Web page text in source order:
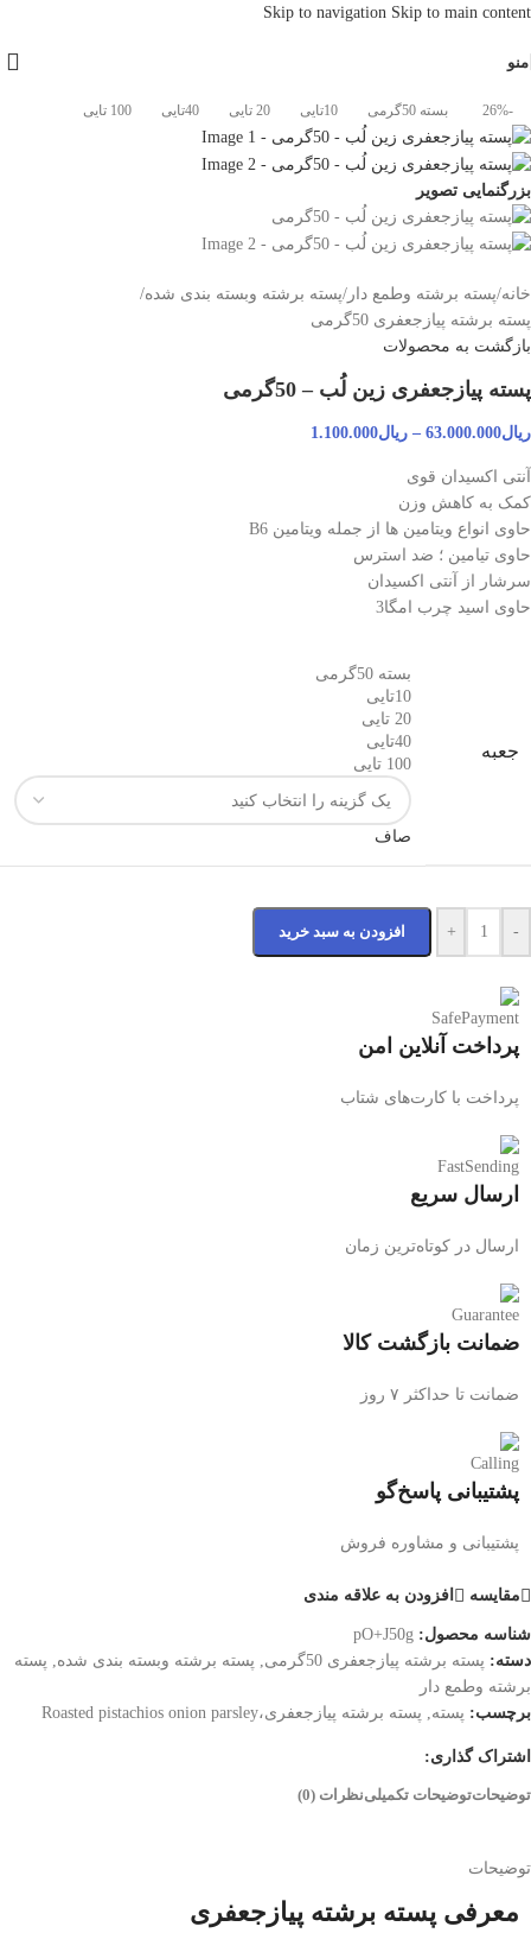
Skip to navigation Skip to main content
منو
-26% بسته 50گرمی 10تایی 20 تایی 40تایی 100 تایی
بزرگنمایی تصویر
خانه/پسته برشته وطمع دار /پسته برشته وبسته بندی شده/
پسته برشته پیازجعفری 50گرمی
بازگشت به محصولات
پسته پیازجعفری زین لُب – 50گرمی
ریال63.000.000
– ریال1.100.000
آنتی اکسیدان قوی
کمک به کاهش وزن
حاوی انواع ویتامین ها از جمله ویتامین B6
حاوی تیامین ؛ ضد استرس
سرشار از آنتی اکسیدان
حاوی اسید چرب امگا3
جعبه
بسته 50گرمی
10تایی
20 تایی
40تایی
100 تایی
صاف
-
+ افزودن به سبد خرید
پرداخت آنلاین امن
پرداخت با کارت‌های شتاب
ارسال سریع
ارسال در کوتاه‌ترین زمان
ضمانت بازگشت کالا
ضمانت تا حداکثر ۷ روز
پشتیبانی پاسخ‌گو
پشتیبانی و مشاوره فروش
مقایسه افزودن به علاقه مندی
شناسه محصول: pO+J50g
دسته: پسته برشته پیازجعفری 50گرمی , پسته برشته وبسته بندی شده, پسته
برشته وطمع دار
برچسب: پسته, پسته برشته پیازجعفری،Roasted pistachios onion parsley
اشتراک گذاری:
توضیحاتتوضیحات تکمیلینظرات (0)
توضیحات
معرفی پسته برشته پیازجعفری